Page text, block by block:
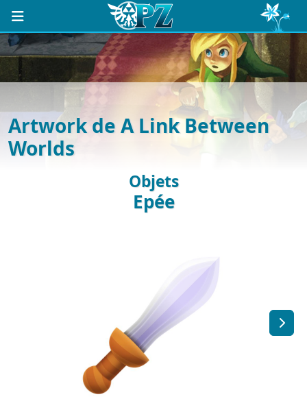
Artwork de A Link Between
Worlds
Objets
Epée